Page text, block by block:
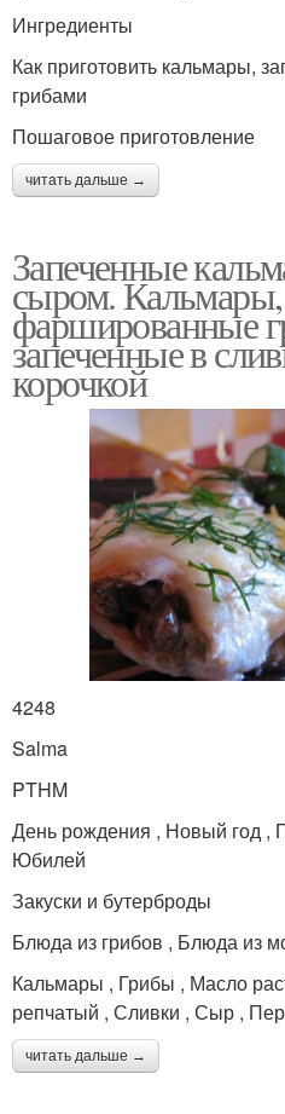
Ингредиенты
Как приготовить кальмары,
грибами
Пошаговое приготовление
читать дальше →
Запеченные
сыром. Кальмары,
фаршированные
запеченные в
корочкой
4248
Salma
PTHM
День рождения , Новый год ,
Юбилей
Закуски и бутерброды
Блюда из грибов , Блюда из
Кальмары , Грибы , Масло
репчатый , Сливки , Сыр ,
читать дальше →